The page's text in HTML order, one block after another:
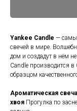
Yankee Candle —
свечей в мире.
дом и создадут в нём
Candle производится
образцом
Ароматическая
хвоя Прогулка по